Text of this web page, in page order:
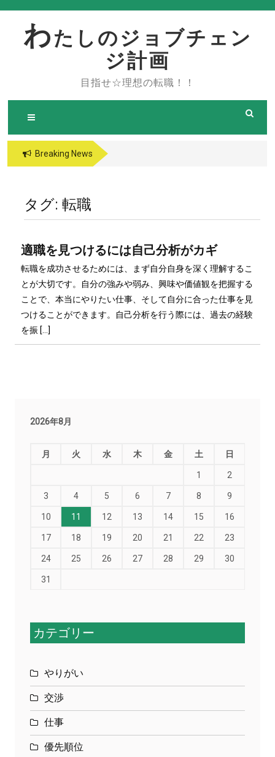
contentわたしのジョブチェン
ジ計画
目指せ☆理想の転職！！
Breaking News
タグ: 転職
適職を見つけるには自己分析がカギ
転職を成功させるためには、まず自分自身を深く理解するこ
とが大切です。自分の強みや弱み、興味や価値観を把握する
ことで、本当にやりたい仕事、そして自分に合った仕事を見
つけることができます。自己分析を行う際には、過去の経験
を振 […]
2026年8月
月 火 水 木 金 土 日
1 2
3 4 5 6 7 8 9
10 11 12 13 14 15 16
17 18 19 20 21 22 23
24 25 26 27 28 29 30
31
カテゴリー
やりがい
交渉
仕事
優先順位